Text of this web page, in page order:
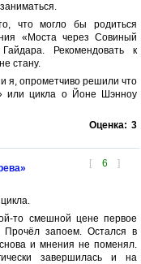
что могло бы родиться
«Моста через Совиный
Рекомендовать к
стану.
я, опрометчиво решили что
или цикла о Йоне Шэнноу
Оценка: 3
[ 6 ]
то смешной цене первое
Прочёл запоем. Остался в
и мнения не поменял.
завершилась и на